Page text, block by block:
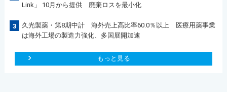
Link」 10月から提供 廃棄ロスを最小化
3
久光製薬・第8期中計 海外売上高比率60.0％以上 医療用薬事業
は海外工場の製造力強化、多国展開加速
もっと見る